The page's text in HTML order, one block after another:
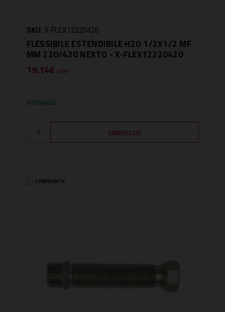
SKU: X-FLEX12220420
FLESSIBILE ESTENDIBILE H2O 1/2X1/2 MF
MM 220/420 NEXTO - X-FLEX12220420
19,14€ + IVA
DISPONIBILE
CONFRONTA